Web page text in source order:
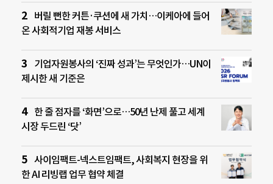
버릴 뻔한 커튼·쿠션에 새 가치…이케아에 들어
온 사회적기업 재봉 서비스
기업자원봉사의 ‘진짜 성과’는 무엇인가…UN이
제시한 새 기준은
한 줄 점자를 ‘화면’으로…50년 난제 풀고 세계
시장 두드린 ‘닷’
사이임팩트-넥스트임팩트, 사회복지 현장을 위
한 AI 리빙랩 업무 협약 체결